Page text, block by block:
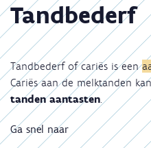
Tandbederf
Tandbederf of cariës is een
Cariës aan de melktanden
tanden aantasten
Ga snel naar